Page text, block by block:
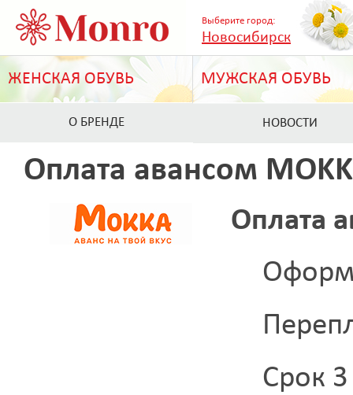
Выберите город:
Новосибирск
ЖЕНСКАЯ ОБУВЬ МУЖСКАЯ ОБУВЬ
О БРЕНДЕ НОВОСТИ
Оплата авансом
Оплата
Срок